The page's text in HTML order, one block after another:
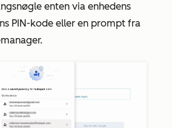
enten via enhedens
PIN-kode eller en prompt fra